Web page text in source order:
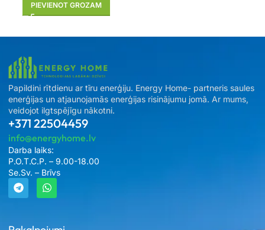
PIEVIENOT GROZAM
Papildini rītdienu ar tīru enerģiju. Energy Home- partneris saules
enerģijas un atjaunojamās enerģijas risinājumu jomā. Ar mums,
veidojot ilgtspējīgu nākotni.
+371 22504459
info@energyhome.lv
Darba laiks:
P.O.T.C.P. – 9.00-18.00
Se.Sv. – Brīvs